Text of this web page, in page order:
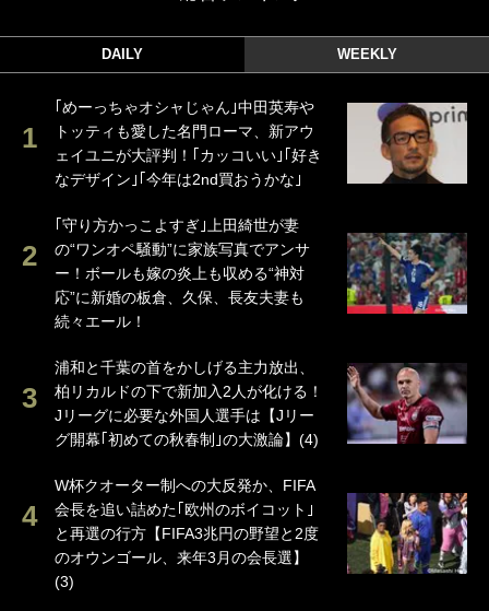
DAILY WEEKLY
｢めーっちゃオシャじゃん｣中田英寿や
トッティも愛した名門ローマ、新アウ
ェイユニが大評判！｢カッコいい｣｢好き
なデザイン｣｢今年は2nd買おうかな｣
｢守り方かっこよすぎ｣上田綺世が妻
の“ワンオペ騒動”に家族写真でアンサ
ー！ボールも嫁の炎上も収める“神対
応”に新婚の板倉、久保、長友夫妻も
続々エール！
浦和と千葉の首をかしげる主力放出、
柏リカルドの下で新加入2人が化ける！
Jリーグに必要な外国人選手は【Jリー
グ開幕｢初めての秋春制｣の大激論】(4)
W杯クオーター制への大反発か、FIFA
会長を追い詰めた｢欧州のボイコット｣
と再選の行方【FIFA3兆円の野望と2度
のオウンゴール、来年3月の会長選】
(3)